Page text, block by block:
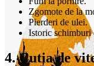
Zgomote de la
Pierderi de ulei.
Istoric schimburi
4. Cutia de